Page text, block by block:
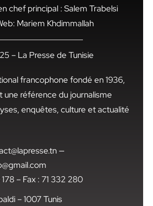
chef principal : Salem Trabelsi
Mariem Khdimmallah
– La Presse de Tunisie
francophone fondé en 1936,
une référence du journalisme
enquêtes, culture et actualité
—
– Fax : 71 332 280
– 1007 Tunis